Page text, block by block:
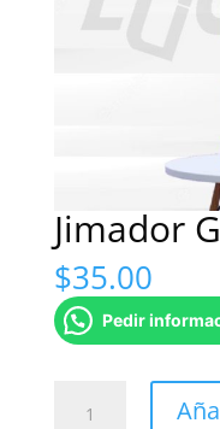
Jimador
$35.00
Pedir